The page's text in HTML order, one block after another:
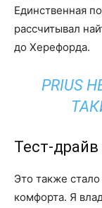
Единственная
рассчитывал
до Херефорда.
PRIUS
Тест-драйв
Это также
комфорта. Я